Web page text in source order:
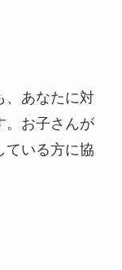
、あなたに対
。お子さんが
ている方に協